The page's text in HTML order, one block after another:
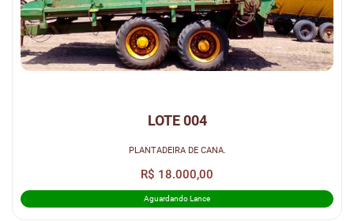
LOTE 004
PLANTADEIRA DE CANA.
R$ 18.000,00
Aguardando Lance